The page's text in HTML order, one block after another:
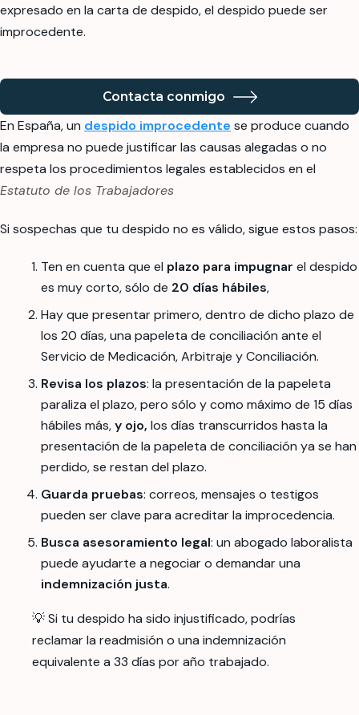
expresado en la carta de despido, el despido puede ser
improcedente.
Contacta conmigo
En España, un despido improcedente se produce cuando
la empresa no puede justificar las causas alegadas o no
respeta los procedimientos legales establecidos en el
Estatuto de los Trabajadores
Si sospechas que tu despido no es válido, sigue estos pasos:
Ten en cuenta que el plazo para impugnar el despido
es muy corto, sólo de 20 días hábiles,
Hay que presentar primero, dentro de dicho plazo de
los 20 días, una papeleta de conciliación ante el
Servicio de Medicación, Arbitraje y Conciliación.
Revisa los plazos: la presentación de la papeleta
paraliza el plazo, pero sólo y como máximo de 15 días
hábiles más,y ojo, los días transcurridos hasta la
presentación de la papeleta de conciliación ya se han
perdido, se restan del plazo.
Guarda pruebas: correos, mensajes o testigos
pueden ser clave para acreditar la improcedencia.
Busca asesoramiento legal: un abogado laboralista
puede ayudarte a negociar o demandar una
indemnización justa.
💡 Si tu despido ha sido injustificado, podrías
reclamar la readmisión o una indemnización
equivalente a 33 días por año trabajado.